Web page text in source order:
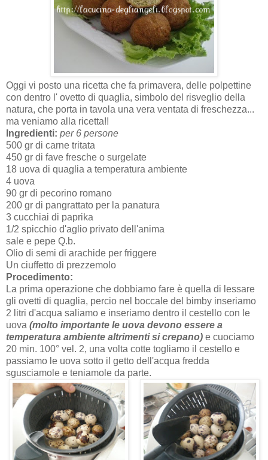
Oggi vi posto una ricetta che fa primavera, delle polpettine
con dentro l' ovetto di quaglia, simbolo del risveglio della
natura, che porta in tavola una vera ventata di freschezza...
ma veniamo alla ricetta!!
Ingredienti: per 6 persone
500 gr di carne tritata
450 gr di fave fresche o surgelate
18 uova di quaglia a temperatura ambiente
4 uova
90 gr di pecorino romano
200 gr di pangrattato per la panatura
3 cucchiai di paprika
1/2 spicchio d'aglio privato dell'anima
sale e pepe Q.b.
Olio di semi di arachide per friggere
Un ciuffetto di prezzemolo
Procedimento:
La prima operazione che dobbiamo fare è quella di lessare
gli ovetti di quaglia, percio nel boccale del bimby inseriamo
2 litri d'acqua saliamo e inseriamo dentro il cestello con le
uova (molto importante le uova devono essere a
temperatura ambiente altrimenti si crepano) e cuociamo
20 min. 100° vel. 2, una volta cotte togliamo il cestello e
passiamo le uova sotto il getto dell'acqua fredda
sgusciamole e teniamole da parte.